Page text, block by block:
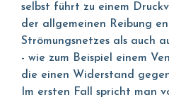
selbst führt zu einem
der allgemeinen Reibung
Strömungsnetzes als auch
- wie zum Beispiel einem
die einen Widerstand
Im ersten Fall spricht man